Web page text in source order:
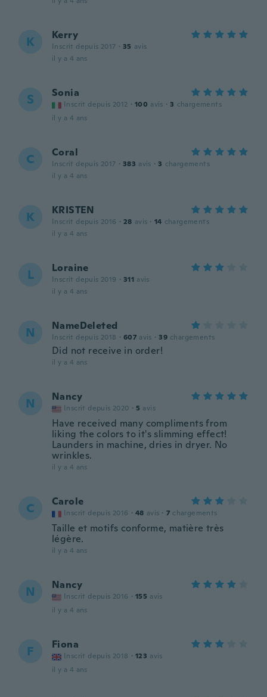
K Kerry
Inscrit depuis 2017 · 35 avis
il y a 4 ans
S Sonia
Inscrit depuis 2012 · 100 avis · 3 chargements
il y a 4 ans
C Coral
Inscrit depuis 2017 · 383 avis · 3 chargements
il y a 4 ans
K KRISTEN
Inscrit depuis 2016 · 28 avis · 14 chargements
il y a 4 ans
L Loraine
Inscrit depuis 2019 · 311 avis
il y a 4 ans
N NameDeleted
Inscrit depuis 2018 · 607 avis · 39 chargements
Did not receive in order!
il y a 4 ans
N Nancy
Inscrit depuis 2020 · 5 avis
Have received many compliments from
liking the colors to it's slimming effect!
Launders in machine, dries in dryer. No
wrinkles.
il y a 4 ans
C Carole
Inscrit depuis 2016 · 48 avis · 7 chargements
Taille et motifs conforme, matière très
légère.
il y a 4 ans
N Nancy
Inscrit depuis 2016 · 155 avis
il y a 4 ans
F Fiona
Inscrit depuis 2018 · 123 avis
il y a 4 ans